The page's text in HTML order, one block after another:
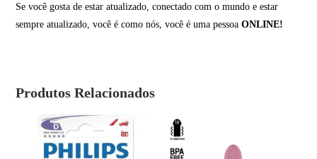
Se você gosta de estar atualizado, conectado com o mundo e estar
sempre atualizado, você é como nós, você é uma pessoaONLINE!
Produtos Relacionados